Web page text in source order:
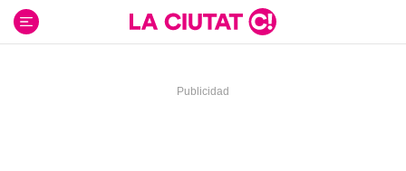
contenido